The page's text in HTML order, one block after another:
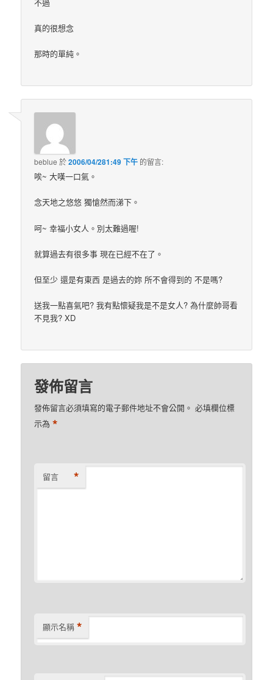
真的很想念
那時的單純。
beblue 於2006/04/281:49 下午 的留言:
唉~ 大嘆一口氣。
念天地之悠悠 獨愴然而涕下。
呵~ 幸福小女人。別太難過喔!
就算過去有很多事 現在已經不在了。
但至少 還是有東西 是過去的妳 所不會得到的 不是嗎?
送我一點喜氣吧? 我有點懷疑我是不是女人? 為什麼帥哥看
不見我? XD
發佈留言
發佈留言必須填寫的電子郵件地址不會公開。 必填欄位標
示為*
留言 *
顯示名稱 *